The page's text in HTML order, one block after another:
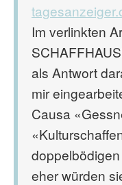
Im verlinkten
als Antwort
mir
Causa
eher würden